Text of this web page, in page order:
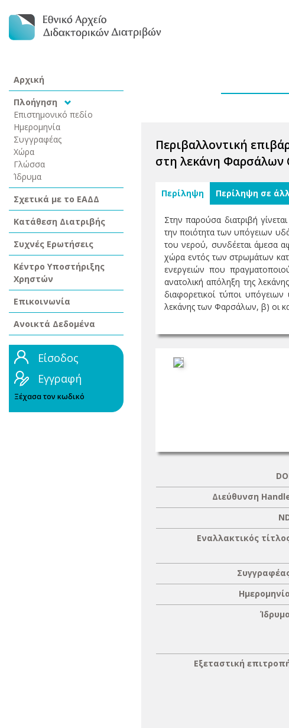
Αρχική
Πλοήγηση
Επιστημονικό πεδίο
Ημερομηνία
Συγγραφέας
Χώρα
Γλώσσα
Ίδρυμα
Σχετικά με το ΕΑΔΔ
Κατάθεση Διατριβής
Συχνές Ερωτήσεις
Κέντρο Υποστήριξης
Χρηστών
Επικοινωνία
Ανοικτά Δεδομένα
Είσοδος
Εγγραφή
Ξέχασα τον κωδικό
Περιβαλλοντική
στη λεκάνη Φαρσάλων
Περίληψη Περίληψη σε
Στην παρούσα διατριβή
την ποιότητα των υπόγειων
του νερού, συνδέεται άμεσα
χώρα εντός των στρωμάτων
ενεργειών που
ανατολική απόληξη της
διαφορετικοί τύποι
λεκάνης των Φαρσάλων, β) οι
Διεύθυνση
Εναλλακτικός
Εξεταστική